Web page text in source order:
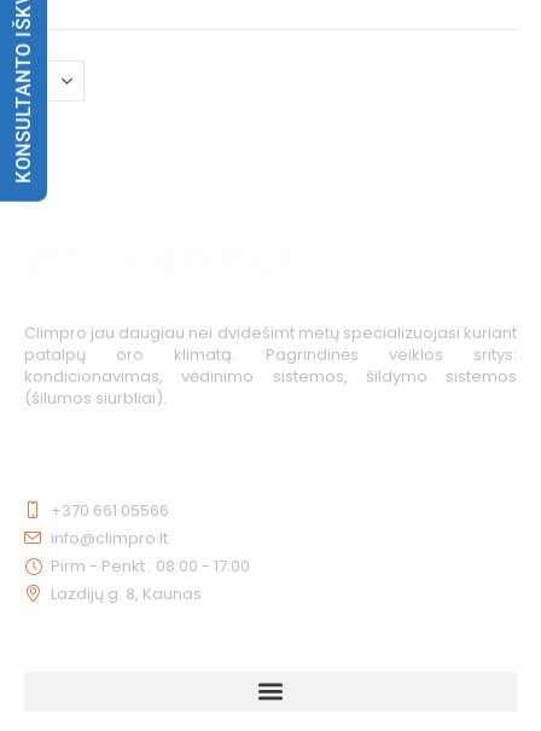
Climpro jau daugiau nei dvidešimt metų specializuojasi kuriant
patalpų oro klimatą. Pagrindinės veiklos sritys:
kondicionavimas, vėdinimo sistemos, šildymo sistemos
(šilumos siurbliai).
+370 661 05566
info@climpro.lt
Pirm - Penkt : 08:00 - 17:00
Lazdijų g. 8, Kaunas